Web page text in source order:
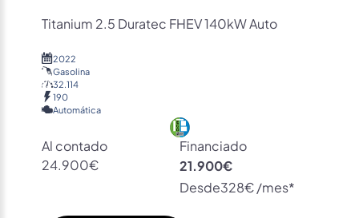
Titanium 2.5 Duratec FHEV 140kW Auto
2022
Gasolina
32.114
190
Automática
Al contado
24.900€
Financiado
21.900€
Desde328€ /mes*